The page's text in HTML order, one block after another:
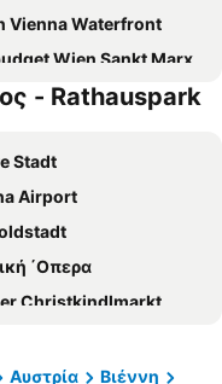
Vienna Waterfront
Wien Sankt Marx
Inn Wien City Hauptbahnhof
Vienna South
Hotel
Wien City
Enziana Wien
Mariahilf
- Rathauspark
Stadt
Airport
΄Οπερα
Christkindlmarkt
Αυστρία
Βιέννη